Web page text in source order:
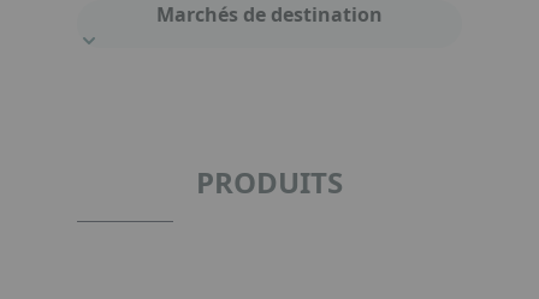
Marchés de destination
PRODUITS